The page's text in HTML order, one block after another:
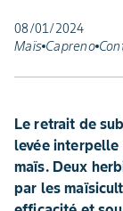
08/01/2024
Maïs Capreno
Le retrait de
levée interpelle
maïs. Deux
par les